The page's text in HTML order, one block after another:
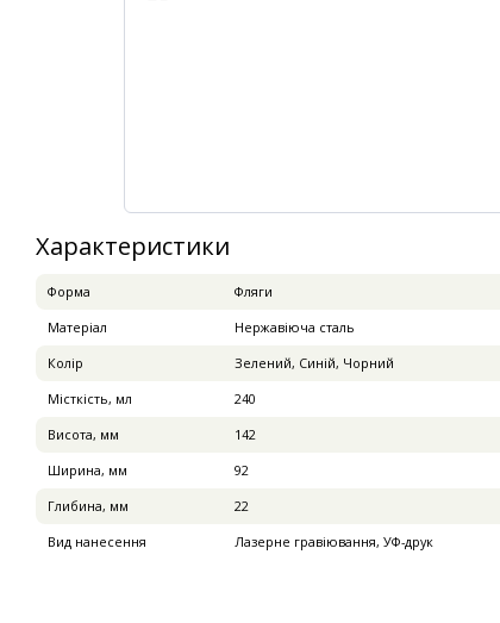
Характеристики
Форма
Фляги
Матеріал
Нержавіюча сталь
Колір
Зелений, Синій, Чорний
Місткість, мл
240
Висота, мм
142
Ширина, мм
92
Глибина, мм
22
Вид нанесення
Лазерне гравіювання, УФ-друк